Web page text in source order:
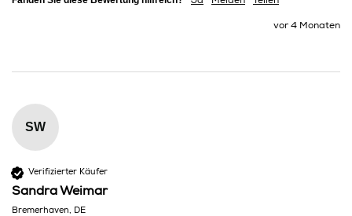
vor 4 Monaten
SW
Verifizierter Käufer
Sandra Weimar
Bremerhaven, DE